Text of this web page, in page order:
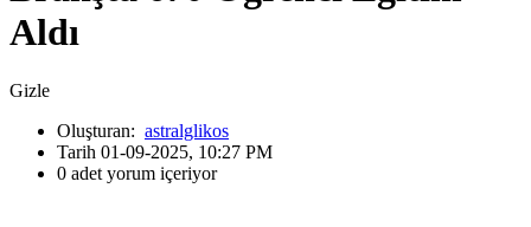
Aldı
Gizle
Oluşturan: astralglikos
Tarih 01-09-2025, 10:27 PM
0 adet yorum içeriyor